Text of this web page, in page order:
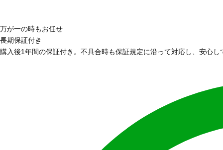
万が一の時もお任せ
長期保証付き
購入後1年間の保証付き。不具合時も保証規定に沿って対応し、安心